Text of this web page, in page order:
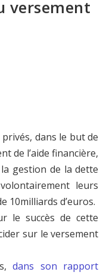
versement
dans le but de
de l’aide financière,
gestion de la dette
leurs
10milliards d’euros.
le succès de cette
sur le versement
dans son rapport